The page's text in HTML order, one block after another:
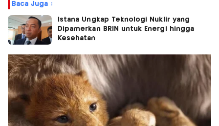
Baca Juga :
Istana Ungkap Teknologi Nuklir yang
Dipamerkan BRIN untuk Energi hingga
Kesehatan